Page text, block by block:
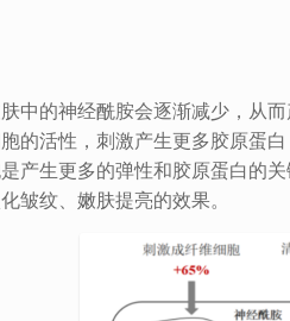
中的神经酰胺会逐渐减少，从
的活性，刺激产生更多胶原蛋
产生更多的弹性和胶原蛋白的
皱纹、嫩肤提亮的效果。